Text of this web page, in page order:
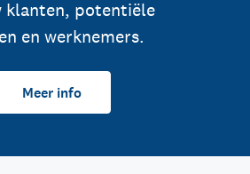
klanten, potentiële
en werknemers.
Meer info